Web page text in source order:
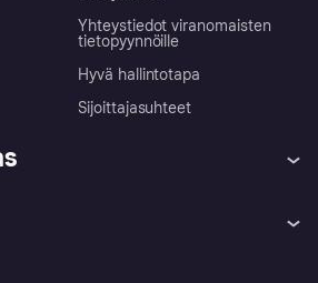
Yhteystiedot viranomaisten
tietopyynnöille
Hyvä hallintotapa
Sijoittajasuhteet